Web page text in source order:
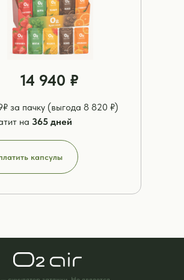
за пачку (выгода 8 820 ₽)
на 365 дней
капсулы
14 940 ₽